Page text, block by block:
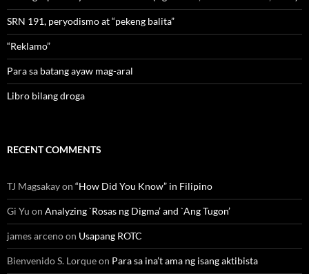
SRN 191, peryodismo at “pekeng balita”
“Reklamo”
Para sa batang ayaw mag-aral
Libro bilang droga
RECENT COMMENTS
TJ Magsakayon “How Did You Know” in Filipino
Gi Yu on Analyzing `Rosas ng Digma’ and `Ang Tugon’
james arcenoon Usapang ROTC
Bienvenido S. Lorqueon Para sa ina’t ama ng isang aktibista